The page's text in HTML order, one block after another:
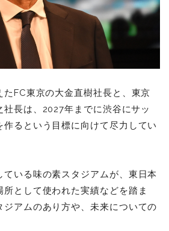
たFC東京の大金直樹社長と、東京
社長は、2027年までに渋谷にサッ
作るという目標に向けて尽力してい
ている味の素スタジアムが、東日本
として使われた実績などを踏ま
ジアムのあり方や、未来についての